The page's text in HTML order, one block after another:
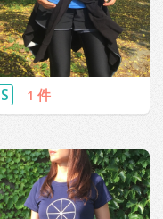
S 1 件